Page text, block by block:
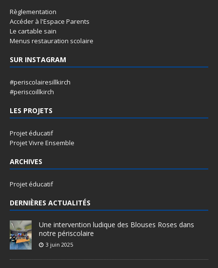
Règlementation
Accéder à l'Espace Parents
Le cartable sain
Menus restauration scolaire
SUR INSTAGRAM
#periscolairesillkirch
#periscoillkirch
LES PROJETS
Projet éducatif
Projet Vivre Ensemble
ARCHIVES
Projet éducatif
DERNIÈRES ACTUALITÉS
Une intervention ludique des Blouses Roses dans
notre périscolaire
3 juin 2025